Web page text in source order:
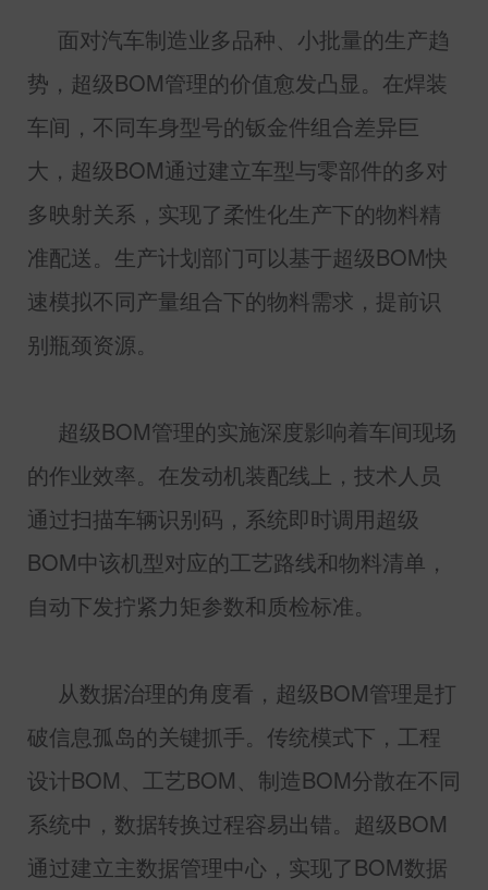
面对汽车制造业多品种、小批量的生产趋
势，超级BOM管理的价值愈发凸显。在焊装
车间，不同车身型号的钣金件组合差异巨
大，超级BOM通过建立车型与零部件的多对
多映射关系，实现了柔性化生产下的物料精
准配送。生产计划部门可以基于超级BOM快
速模拟不同产量组合下的物料需求，提前识
别瓶颈资源。
超级BOM管理的实施深度影响着车间现场
的作业效率。在发动机装配线上，技术人员
通过扫描车辆识别码，系统即时调用超级
BOM中该机型对应的工艺路线和物料清单，
自动下发拧紧力矩参数和质检标准。
从数据治理的角度看，超级BOM管理是打
破信息孤岛的关键抓手。传统模式下，工程
设计BOM、工艺BOM、制造BOM分散在不同
系统中，数据转换过程容易出错。超级BOM
通过建立主数据管理中心，实现了BOM数据